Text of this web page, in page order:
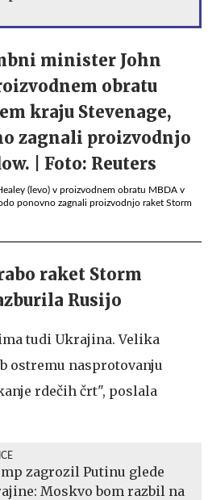
(levo) v proizvodnem obratu MBDA v
ponovno zagnali proizvodnjo raket Storm
raket Storm
Rusijo
tudi Ukrajina. Velika
ostremu nasprotovanju
rdečih črt", poslala
zagrozil Putinu glede
Moskvo bom razbil na